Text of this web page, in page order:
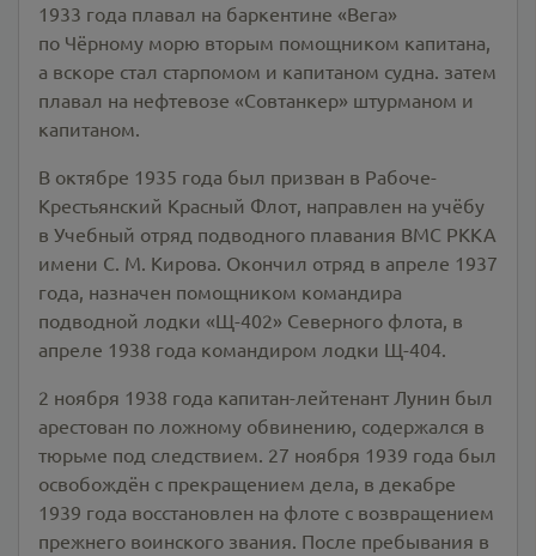
1933 года плавал на баркентине «Вега»
по Чёрному морю вторым помощником капитана,
а вскоре стал старпомом и капитаном судна. затем
плавал на нефтевозе «Совтанкер» штурманом и
капитаном.
В октябре 1935 года был призван в Рабоче-
Крестьянский Красный Флот, направлен на учёбу
в Учебный отряд подводного плавания ВМС РККА
имени С. М. Кирова. Окончил отряд в апреле 1937
года, назначен помощником командира
подводной лодки «Щ-402» Северного флота, в
апреле 1938 года командиром лодки Щ-404.
2 ноября 1938 года капитан-лейтенант Лунин был
арестован по ложному обвинению, содержался в
тюрьме под следствием. 27 ноября 1939 года был
освобождён с прекращением дела, в декабре
1939 года восстановлен на флоте с возвращением
прежнего воинского звания. После пребывания в